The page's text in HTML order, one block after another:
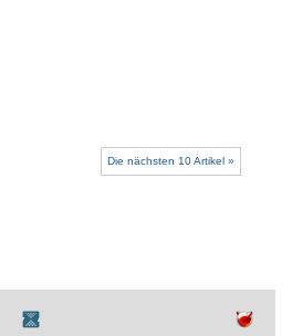
Die nächsten 10 Artikel »